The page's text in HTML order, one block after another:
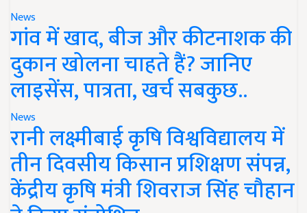
News
गांव में खाद, बीज और कीटनाशक की
दुकान खोलना चाहते हैं? जानिए
लाइसेंस, पात्रता, खर्च सबकुछ..
News
रानी लक्ष्मीबाई कृषि विश्वविद्यालय में
तीन दिवसीय किसान प्रशिक्षण संपन्न,
केंद्रीय कृषि मंत्री शिवराज सिंह चौहान